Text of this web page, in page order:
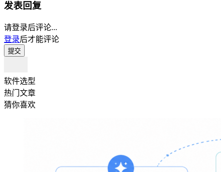
发表回复
请登录后评论...
登录后才能评论
提交
软件选型
热门文章
猜你喜欢